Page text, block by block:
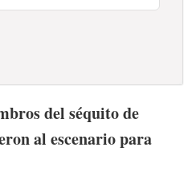
del séquito de
al escenario para